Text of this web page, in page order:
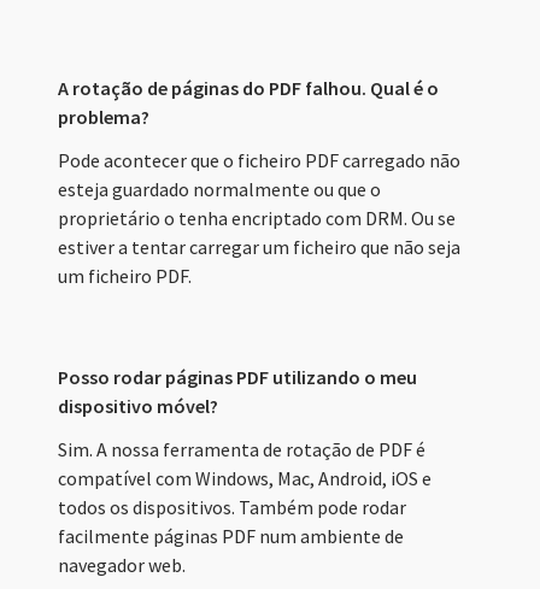
A rotação de páginas do PDF falhou. Qual é o
problema?
Pode acontecer que o ficheiro PDF carregado não
esteja guardado normalmente ou que o
proprietário o tenha encriptado com DRM. Ou se
estiver a tentar carregar um ficheiro que não seja
um ficheiro PDF.
Posso rodar páginas PDF utilizando o meu
dispositivo móvel?
Sim. A nossa ferramenta de rotação de PDF é
compatível com Windows, Mac, Android, iOS e
todos os dispositivos. Também pode rodar
facilmente páginas PDF num ambiente de
navegador web.